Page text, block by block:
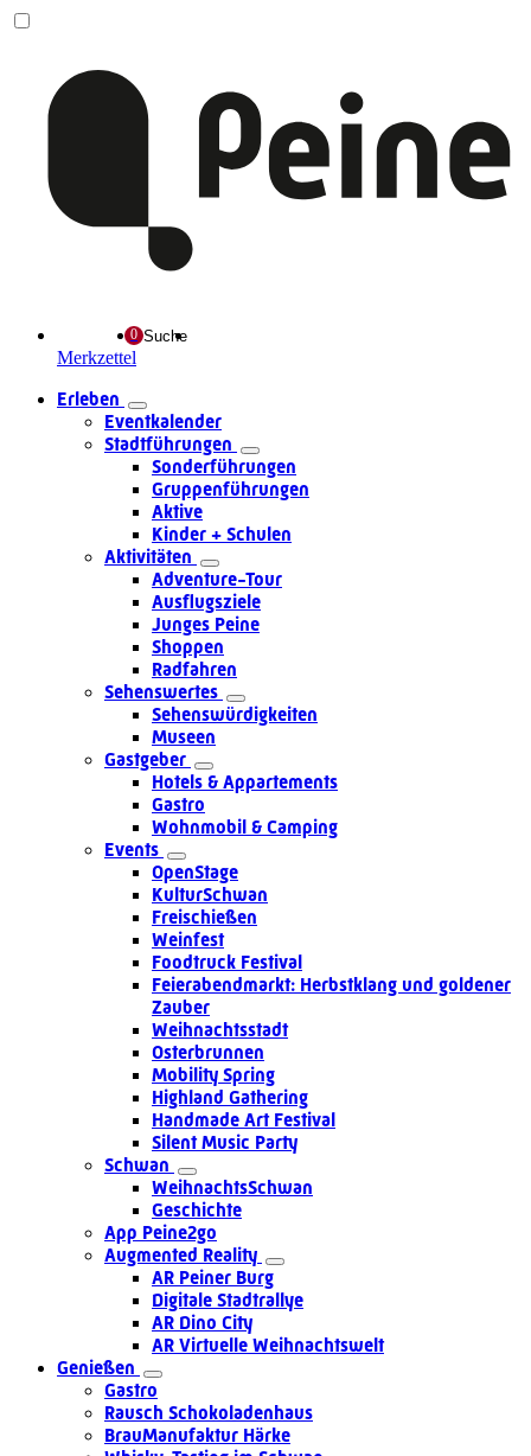
Merkzettel
Suche
Erleben
Eventkalender
Stadtführungen
Sonderführungen
Gruppenführungen
Aktive
Kinder + Schulen
Aktivitäten
Adventure-Tour
Ausflugsziele
Junges Peine
Shoppen
Radfahren
Sehenswertes
Sehenswürdigkeiten
Museen
Gastgeber
Hotels & Appartements
Gastro
Wohnmobil & Camping
Events
OpenStage
KulturSchwan
Freischießen
Weinfest
Foodtruck Festival
Feierabendmarkt: Herbstklang und goldener
Zauber
Weihnachtsstadt
Osterbrunnen
Mobility Spring
Highland Gathering
Handmade Art Festival
Silent Music Party
Schwan
WeihnachtsSchwan
Geschichte
App Peine2go
Augmented Reality
AR Peiner Burg
Digitale Stadtrallye
AR Dino City
AR Virtuelle Weihnachtswelt
Genießen
Gastro
Rausch Schokoladenhaus
BrauManufaktur Härke